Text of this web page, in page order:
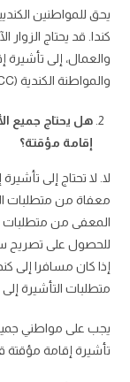
يحق للمواطنين
كندا. قد يحتاج
والمواطنة الكندية (IRCC) للدخول إلى كندا.
هل يحتاج جميع
إقامة مؤقتة؟
لا. لا تحتاج إلى
معفاة من متطلبات
المعفى من متطلبات
إذا كان مسافرا إلى
متطلبات التأشيرة إلى VRT أو AVE.
يجب على مواطني
تأشيرة إقامة مؤقتة